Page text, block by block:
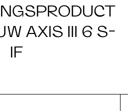
AXIS III 6 S-
IF